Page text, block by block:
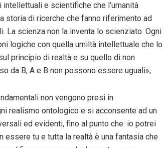
e scientifiche che l’umanità
storia di ricerche che fanno riferimento ad
La scienza non la inventa lo scienziato. Ogni
logiche con quella umiltà intellettuale che lo
principio di realtà e su quello di non
da B, A e B non possono essere uguali»;
non vengono presi in
realismo ontologico e si acconsente ad un
ed evidenti, fino al punto che: io potrei
essere tu e tutta la realtà è una fantasia che